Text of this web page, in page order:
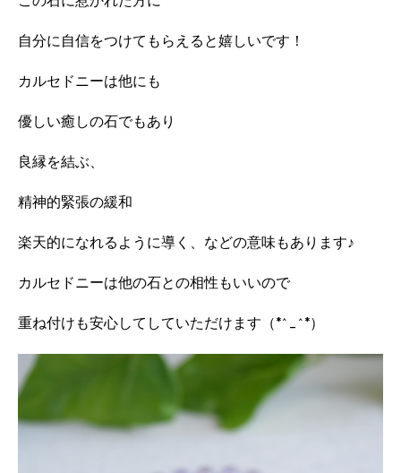
自分に自信をつけてもらえると嬉しいです！
カルセドニーは他にも
優しい癒しの石でもあり
良縁を結ぶ、
精神的緊張の緩和
楽天的になれるように導く、などの意味もあります♪
カルセドニーは他の石との相性もいいので
重ね付けも安心してしていただけます（*^_^*）